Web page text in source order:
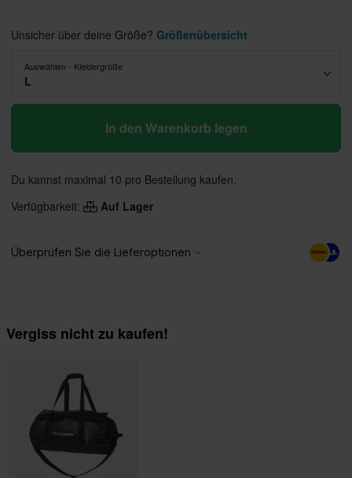
Unsicher über deine Größe? Größenübersicht
Auswählen - Kleidergröße
L
In den Warenkorb legen
Du kannst maximal 10 pro Bestellung kaufen.
Verfügbarkeit:
Auf Lager
Vergiss nicht zu kaufen!